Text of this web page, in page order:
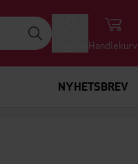
Handlekurv
NYHETSBREV